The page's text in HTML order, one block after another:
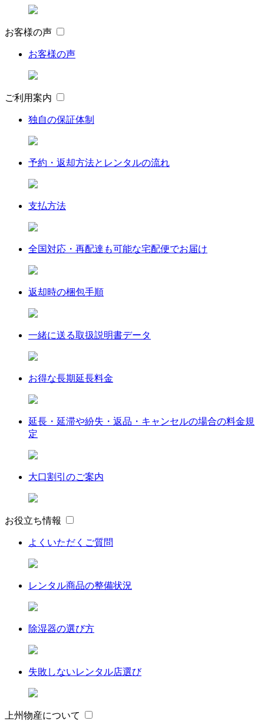
お客様の声
お客様の声
ご利用案内
独自の保証体制
予約・返却方法とレンタルの流れ
支払方法
全国対応・再配達も可能な宅配便でお届け
返却時の梱包手順
一緒に送る取扱説明書データ
お得な長期延長料金
延長・延滞や紛失・返品・キャンセルの場合の料金規
定
大口割引のご案内
お役立ち情報
よくいただくご質問
レンタル商品の整備状況
除湿器の選び方
失敗しないレンタル店選び
上州物産について